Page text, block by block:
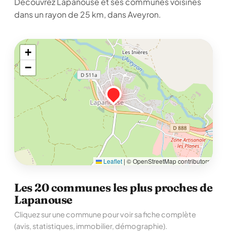
dans un rayon de 25 km, dans Aveyron.
+
−
Leaflet | © OpenStreetMap contributors
Les 20 communes les plus proches de
Lapanouse
Cliquez sur une commune pour voir sa fiche complète
(avis, statistiques, immobilier, démographie).